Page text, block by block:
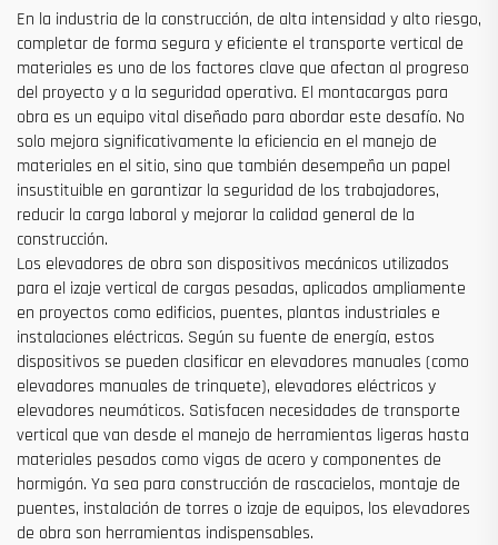
En la industria de la construcción, de alta intensidad y alto riesgo,
completar de forma segura y eficiente el transporte vertical de
materiales es uno de los factores clave que afectan al progreso
del proyecto y a la seguridad operativa. El montacargas para
obra es un equipo vital diseñado para abordar este desafío. No
solo mejora significativamente la eficiencia en el manejo de
materiales en el sitio, sino que también desempeña un papel
insustituible en garantizar la seguridad de los trabajadores,
reducir la carga laboral y mejorar la calidad general de la
construcción.
Los elevadores de obra son dispositivos mecánicos utilizados
para el izaje vertical de cargas pesadas, aplicados ampliamente
en proyectos como edificios, puentes, plantas industriales e
instalaciones eléctricas. Según su fuente de energía, estos
dispositivos se pueden clasificar en elevadores manuales (como
elevadores manuales de trinquete), elevadores eléctricos y
elevadores neumáticos. Satisfacen necesidades de transporte
vertical que van desde el manejo de herramientas ligeras hasta
materiales pesados como vigas de acero y componentes de
hormigón. Ya sea para construcción de rascacielos, montaje de
puentes, instalación de torres o izaje de equipos, los elevadores
de obra son herramientas indispensables.